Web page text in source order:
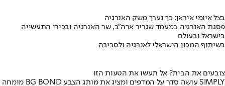
בצל איומי איראן: כך נערך משק האנרגיה
פסגת האנרגיה במעמד שגריר ארה"ב, שר האנרגיה ובכירי התעשייה
בישראל ובעולם
בשיתוף המכון הישראלי לאנרגיה ולסביבה
צובעים את הבית? אל תעשו את הטעות הזו
מומחה BG BOND עושה סדר על המדפים ומציג את מותג הצבע SIMPLY